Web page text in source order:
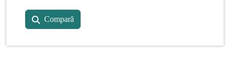
Compară